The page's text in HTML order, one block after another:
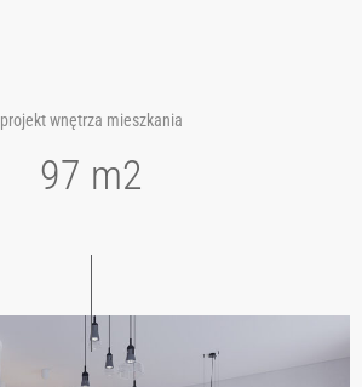
projekt wnętrza mieszkania
97 m2